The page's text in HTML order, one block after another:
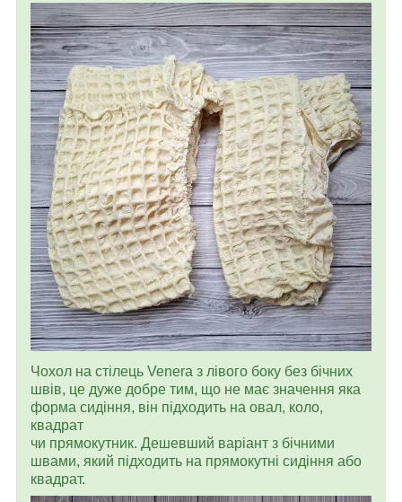
Чохол на стілець Venera з лівого боку без бічних
швів, це дуже добре тим, що не має значення яка
форма сидіння, він підходить на овал, коло,
квадрат
чи прямокутник. Дешевший варіант з бічними
швами, який підходить на прямокутні сидіння або
квадрат.